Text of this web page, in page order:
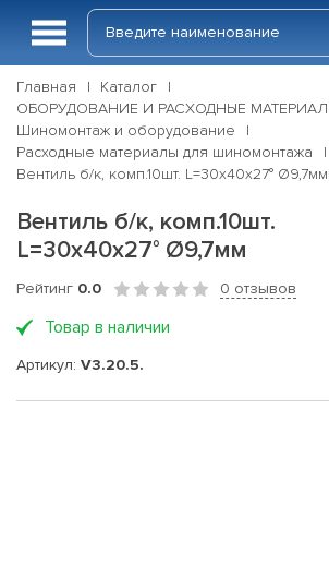
Главная
Каталог
ОБОРУДОВАНИЕ И РАСХОДНЫЕ
Шиномонтаж и оборудование
Расходные материалы для шиномонтажа
Вентиль б/к, комп.10шт. L=30x40x27° Ø9,7мм
Вентиль б/к, комп.10шт.
L=30x40x27° Ø9,7мм
Рейтинг 0.0 0 отзывов
Товар в наличии
Артикул: V3.20.5.